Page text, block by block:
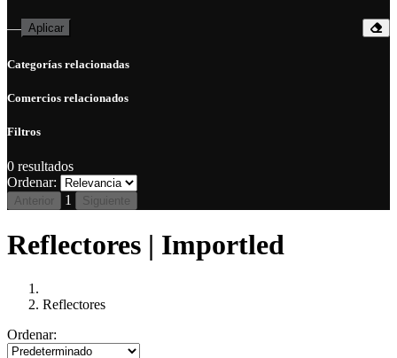
— Aplicar
Categorías relacionadas
Comercios relacionados
Filtros
0 resultados
Ordenar:
Anterior 1 Siguiente
Reflectores | Importled
Reflectores
Ordenar: